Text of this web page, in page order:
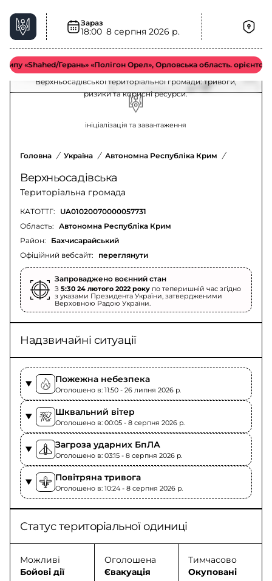
Зараз
18:00 8 серпня 2026 р.
«Shahed/Герань» «Полігон Орел», Орловська область.
Верхньосадівська територіальна громада –
ситуація та безпека
Актуальна інформація для мешканців
Верхньосадівської територіальної громади: тривоги,
ризики та корисні ресурси.
ініціалізація та завантаження
Головна / Україна / Автономна Республіка Крим /
Верхньосадівська
Територіальна громада
КАТОТТГ: UA01020070000057731
Офіційний вебсайт: переглянути
Область: Автономна Республіка Крим
Район:
Бахчисарайський
Запроваджено воєнний стан
З 5:30 24 лютого 2022 року по теперишній час згідно
з указами Президента України, затвердженими
Верховною Радою України.
Надзвичайні ситуації
Пожежна небезпека
Оголошено в: 11:50 - 26 липня 2026 p.
Шквальний вітер
Оголошено в: 00:05 - 8 серпня 2026 p.
Загроза ударних БпЛА
Оголошено в: 03:15 - 8 серпня 2026 p.
Повітряна тривога
Оголошено в: 10:24 - 8 серпня 2026 p.
Статус територіальної одиниці
Можливі
Бойові дії
Оголошена
Євакуація
Тимчасово
Окуповані